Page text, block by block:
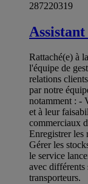
287220319
Rattaché(e) à
l'équipe de
relations
par notre
notamment : -
et à leur
commerciaux
Enregistrer les
Gérer les
le service
avec différents
transporteurs.